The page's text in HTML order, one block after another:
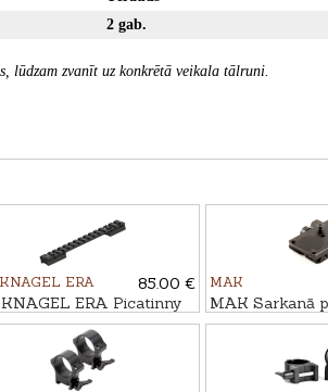
2 gab.
lūdzam zvanīt uz konkrētā veikala tālruni.
ERA
85.00 €
ERA Picatinny
- Browning X-BOLT,
(kal. .30-06)
MAK
MAK Sarkanā
tēmēkļa